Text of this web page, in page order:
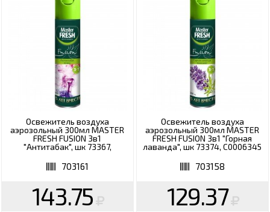
Освежитель воздуха
аэрозольный 300мл MASTER
FRESH FUSION 3в1
"Антитабак", шк 73367,
703161
143.75
Освежитель воздуха
аэрозольный 300мл MASTER
FRESH FUSION 3в1 "Горная
лаванда", шк 73374, С0006345
703158
129.37